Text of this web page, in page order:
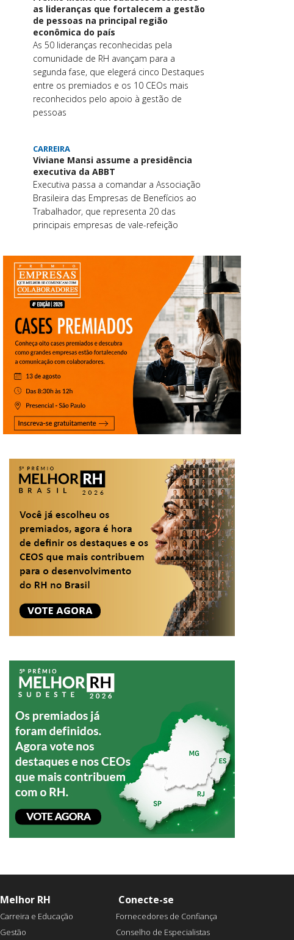
as lideranças que fortalecem a gestão
de pessoas na principal região
econômica do país
As 50 lideranças reconhecidas pela
comunidade de RH avançam para a
segunda fase, que elegerá cinco Destaques
entre os premiados e os 10 CEOs mais
reconhecidos pelo apoio à gestão de
pessoas
CARREIRA
Viviane Mansi assume a presidência
executiva da ABBT
Executiva passa a comandar a Associação
Brasileira das Empresas de Benefícios ao
Trabalhador, que representa 20 das
principais empresas de vale-refeição
Melhor RH
Carreira e Educação
Gestão
Conecte-se
Fornecedores de Confiança
Conselho de Especialistas